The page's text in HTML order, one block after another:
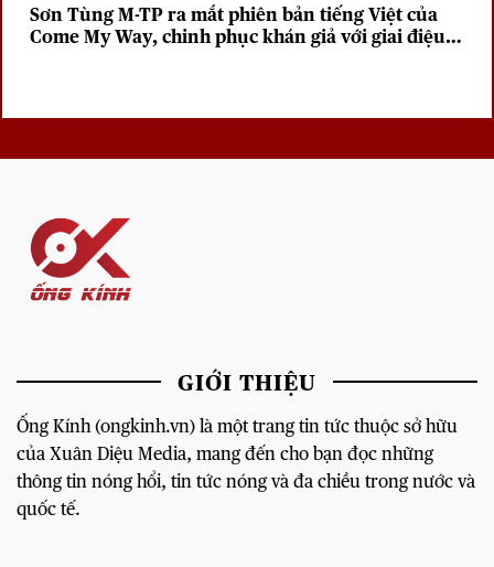
Sơn Tùng M-TP ra mắt phiên bản tiếng Việt của
Come My Way, chinh phục khán giả với giai điệu
GIỚI THIỆU
Ống Kính (ongkinh.vn) là một trang tin tức thuộc sở hữu
của Xuân Diệu Media, mang đến cho bạn đọc những
thông tin nóng hổi, tin tức nóng và đa chiều trong nước và
quốc tế.